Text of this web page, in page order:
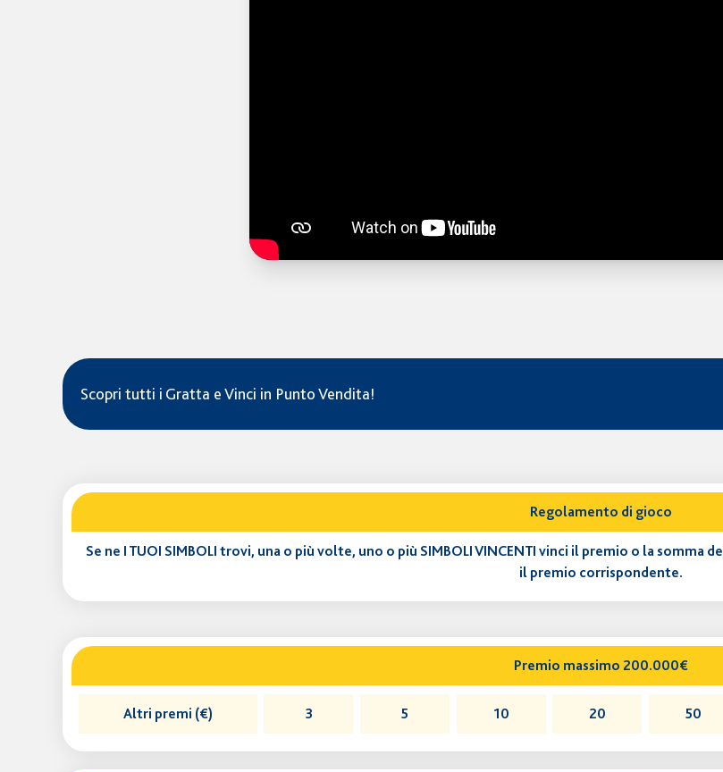
Scopri tutti i Gratta e Vinci in Punto Vendita!
Regolamento di gioco
Se ne I TUOI SIMBOLI trovi, una o più volte, uno o più SIMBOLI VINCENTI vinci il premio o la
il premio corrispondente.
Premio massimo 200.000€
Altri premi (€) 3 5 10 20 50